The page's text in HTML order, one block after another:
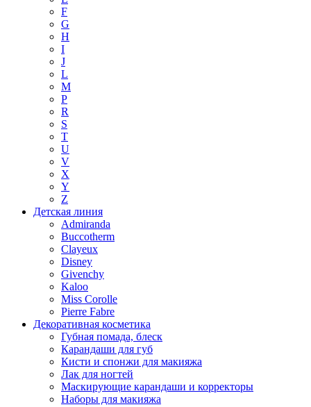
F
G
H
I
J
L
M
P
R
S
T
U
V
X
Y
Z
Детская линия
Admiranda
Buccotherm
Clayeux
Disney
Givenchy
Kaloo
Miss Corolle
Pierre Fabre
Декоративная косметика
Губная помада, блеск
Карандаши для губ
Кисти и спонжи для макияжа
Лак для ногтей
Маскирующие карандаши и корректоры
Наборы для макияжа